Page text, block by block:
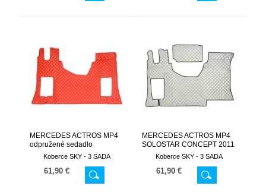
MERCEDES ACTROS MP4
odpružené sedadlo
spolujazdca od 2011 -
Koberce SKY - 3 SADA
61,90 €
MERCEDES ACTROS MP4
SOLOSTAR CONCEPT 2011
- AUTOMAT
Koberce SKY - 3 SADA
61,90 €